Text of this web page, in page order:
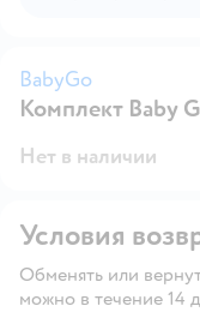
BabyGo
Комплект Baby
Нет в наличии
Условия
Обменять или
можно в течение 14